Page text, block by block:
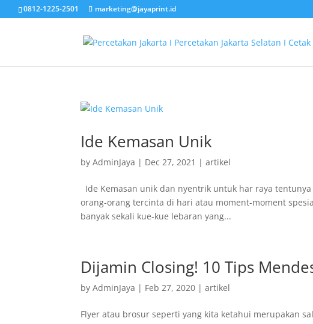
0812-1225-2501 marketing@jayaprint.id
Ide Kemasan Unik
byAdminJaya | Dec 27, 2021 |artikel
Ide Kemasan unik dan nyentrik untuk har raya
orang-orang tercinta di hari atau moment-moment
banyak sekali kue-kue lebaran yang...
Dijamin Closing! 10 Tips
byAdminJaya | Feb 27, 2020 |artikel
Flyer atau brosur seperti yang kita ketahui merupakan